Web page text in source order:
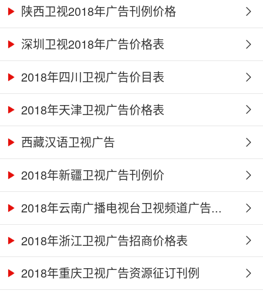
陕西卫视2018年广告刊例价格
深圳卫视2018年广告价格表
2018年四川卫视广告价目表
2018年天津卫视广告价格表
西藏汉语卫视广告
2018年新疆卫视广告刊例价
2018年云南广播电视台卫视频道广告...
2018年浙江卫视广告招商价格表
2018年重庆卫视广告资源征订刊例